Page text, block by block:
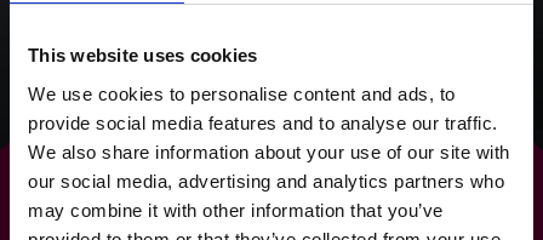
This website uses cookies
We use cookies to personalise content and ads, to
provide social media features and to analyse our traffic.
We also share information about your use of our site with
our social media, advertising and analytics partners who
may combine it with other information that you’ve
Leggi la storia di successo